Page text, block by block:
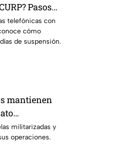
Pasos
telefónicas con
cómo
de suspensión.
mantienen
militarizadas y
operaciones.